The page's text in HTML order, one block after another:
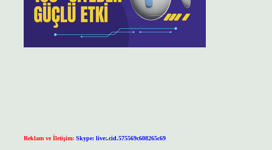
Reklam ve İletişim: Skype: live:.cid.575569c608265c69